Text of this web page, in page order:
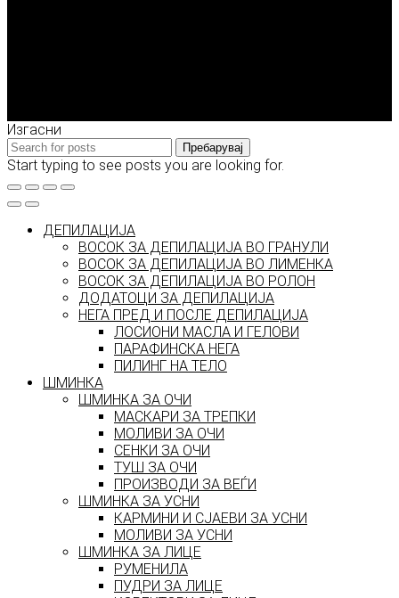
Изгасни
Пребарувај
Start typing to see posts you are looking for.
ДЕПИЛАЦИЈА
ВОСОК ЗА ДЕПИЛАЦИЈА ВО ГРАНУЛИ
ВОСОК ЗА ДЕПИЛАЦИЈА ВО ЛИМЕНКА
ВОСОК ЗА ДЕПИЛАЦИЈА ВО РОЛОН
ДОДАТОЦИ ЗА ДЕПИЛАЦИЈА
НЕГА ПРЕД И ПОСЛЕ ДЕПИЛАЦИЈА
ЛОСИОНИ МАСЛА И ГЕЛОВИ
ПАРАФИНСКА НЕГА
ПИЛИНГ НА ТЕЛО
ШМИНКА
ШМИНКА ЗА ОЧИ
МАСКАРИ ЗА ТРЕПКИ
МОЛИВИ ЗА ОЧИ
СЕНКИ ЗА ОЧИ
ТУШ ЗА ОЧИ
ПРОИЗВОДИ ЗА ВЕЃИ
ШМИНКА ЗА УСНИ
КАРМИНИ И СЈАЕВИ ЗА УСНИ
МОЛИВИ ЗА УСНИ
ШМИНКА ЗА ЛИЦЕ
РУМЕНИЛА
ПУДРИ ЗА ЛИЦЕ